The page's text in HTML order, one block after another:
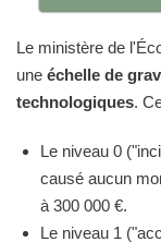
Le ministère de
une échelle de
technologiques.
Le niveau 0
causé aucun
à 300 000 €.
Le niveau 1